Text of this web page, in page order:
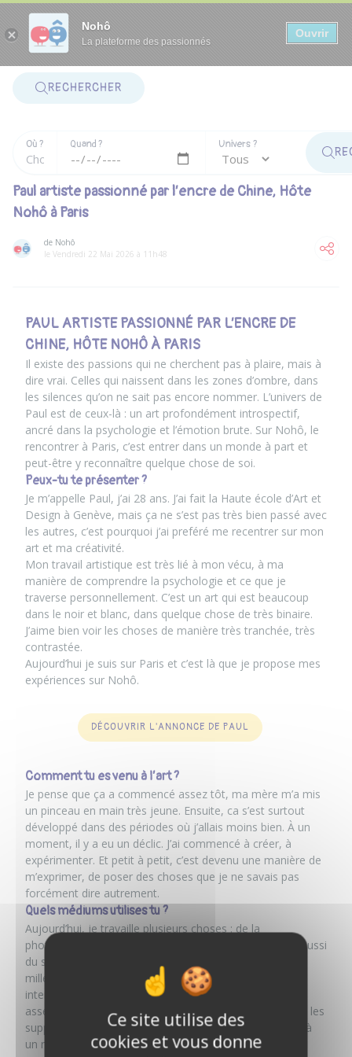
Nohô
La plateforme des passionnés
Ouvrir
RECHERCHER
Où ? Quand ? Univers ?
Paul artiste passionné par l’encre de Chine, Hôte
Nohô à Paris
de Nohô
le Vendredi 22 Mai 2026 à 11h48
PAUL ARTISTE PASSIONNÉ PAR L’ENCRE DE
CHINE, HÔTE NOHÔ À PARIS
Il existe des passions qui ne cherchent pas à plaire, mais à
dire vrai. Celles qui naissent dans les zones d’ombre, dans
les silences qu’on ne sait pas encore nommer. L’univers de
Paul est de ceux-là : un art profondément introspectif,
ancré dans la psychologie et l’émotion brute. Sur Nohô, le
rencontrer à Paris, c’est entrer dans un monde à part et
peut-être y reconnaître quelque chose de soi.
Peux-tu te présenter ?
Je m’appelle Paul, j’ai 28 ans. J’ai fait la Haute école d’Art et
Design à Genève, mais ça ne s’est pas très bien passé avec
les autres, c’est pourquoi j’ai preféré me recentrer sur mon
art et ma créativité.
Mon travail artistique est très lié à mon vécu, à ma
manière de comprendre la psychologie et ce que je
traverse personnellement. C’est un art qui est beaucoup
dans le noir et blanc, dans quelque chose de très binaire.
J’aime bien voir les choses de manière très tranchée, très
contrastée.
Aujourd’hui je suis sur Paris et c’est là que je propose mes
expériences sur Nohô.
DÉCOUVRIR L'ANNONCE DE PAUL
Comment tu es venu à l’art ?
Je pense que ça a commencé assez tôt, ma mère m’a mis
un pinceau en main très jeune. Ensuite, ca s’est surtout
développé dans des périodes où j’allais moins bien. À un
moment, il y a eu un déclic. J’ai commencé à créer, à
expérimenter. Et petit à petit, c’est devenu une manière de
m’exprimer, de poser des choses que je ne savais pas
forcément dire autrement.
Quels médiums utilises tu ?
Aujourd’hui, je travaille plusieurs choses : de la
photographie, de la vidéo, de la peinture, du dessin et aussi
du son. Et en particulier l’encre de Chine, une technique
millénaire que j’apprécie pour sa profondeur et son
intensité, très en accord avec mon univers visuel. C’est
assez libre, je ne me mets pas vraiment de limites dans les
supports. Ce qui compte, c’est ce que je veux exprimer à
un moment donné.
Panneau de gestion des cookies
Ce site utilise des
cookies et vous donne